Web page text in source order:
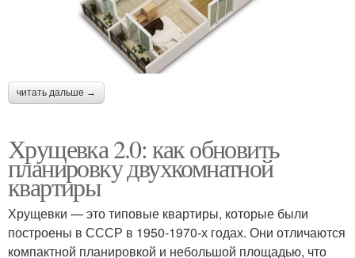
читать дальше →
Хрущевка 2.0: как обновить
планировку двухкомнатной
квартиры
Хрущевки — это типовые квартиры, которые были
построены в СССР в 1950-1970-х годах. Они отличаются
компактной планировкой и небольшой площадью, что